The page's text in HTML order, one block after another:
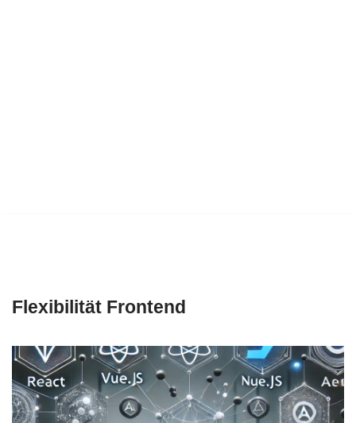
Flexibilität Frontend